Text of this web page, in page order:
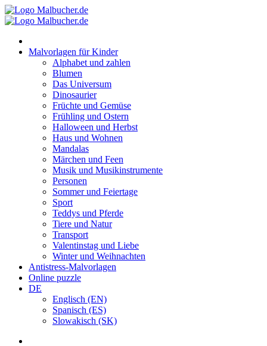
Zum
Inhalt
Malvorlagen für Kinder
Alphabet und zahlen
Blumen
Das Universum
Dinosaurier
Früchte und Gemüse
Frühling und Ostern
Halloween und Herbst
Haus und Wohnen
Mandalas
Märchen und Feen
Musik und Musikinstrumente
Personen
Sommer und Feiertage
Sport
Teddys und Pferde
Tiere und Natur
Transport
Valentinstag und Liebe
Winter und Weihnachten
Antistress-Malvorlagen
Online puzzle
DE
Englisch (EN)
Spanisch (ES)
Slowakisch (SK)